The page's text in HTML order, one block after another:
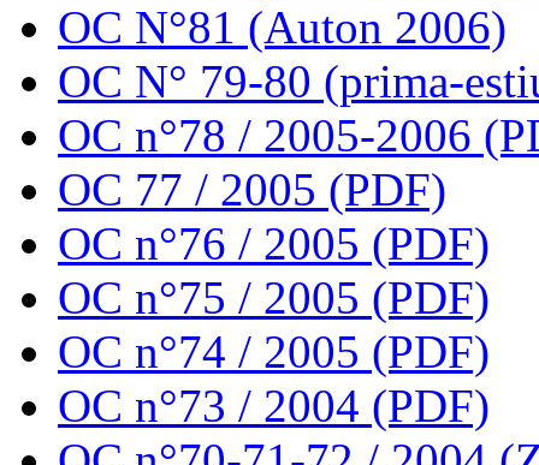
OC N°81 (Auton 2006)
OC N° 79-80 (prima-
OC n°78 / 2005-2006
OC 77 / 2005 (PDF)
OC n°76 / 2005 (PDF)
OC n°75 / 2005 (PDF)
OC n°74 / 2005 (PDF)
OC n°73 / 2004 (PDF)